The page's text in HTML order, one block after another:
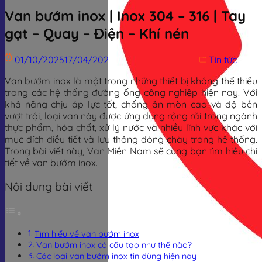
Van bướm inox | Inox 304 – 316 | Tay
gạt – Quay – Điện – Khí nén
01/10/202517/04/2026
Tin tức
Van bướm inox là một trong những thiết bị không thể thiếu
trong các hệ thống đường ống công nghiệp hiện nay. Với
khả năng chịu áp lực tốt, chống ăn mòn cao và độ bền
vượt trội, loại van này được ứng dụng rộng rãi trong ngành
thực phẩm, hóa chất, xử lý nước và nhiều lĩnh vực khác với
mục đích điều tiết và lưu thông dòng chảy trong hệ thống.
Trong bài viết này, Van Miền Nam sẽ cùng bạn tìm hiểu chi
tiết về van bướm inox.
Nội dung bài viết
Tìm hiểu về van bướm inox
Van bướm inox có cấu tạo như thế nào?
Các loại van bướm inox tin dùng hiện nay